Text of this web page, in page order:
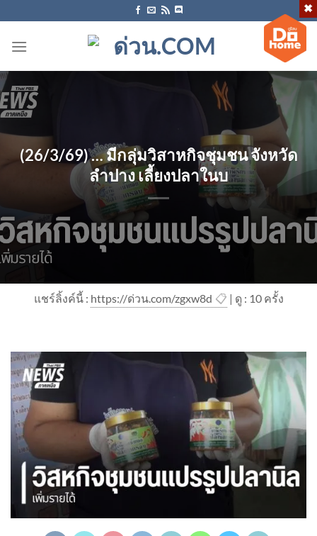
ไป
(26/3/69) … มีกลุ่มวิสาหกิจชุมชน จังหวัด
ลำปาง เลี้ยงปลาในบ
แชร์ลิ้งค์นี้ : https://ด่วน.com/zgxw8d 📋 | ดู : 10ครั้ง